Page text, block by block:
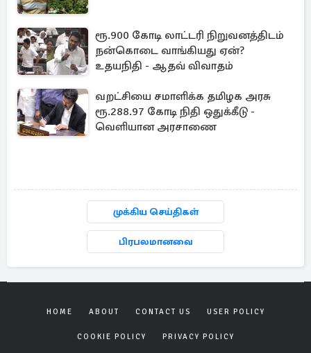
ரூ.900 கோடி லாட்டரி நிறுவனத்திடம்
நன்கொடை வாங்கியது ஏன்?
உதயநிதி - ஆதவ் விவாதம்
வறட்சியை சமாளிக்க தமிழக அரசு
ரூ.288.97 கோடி நிதி ஒதுக்கீடு -
வெளியான அரசாணை
முக்கிய செய்திகள்
பிரபலமானவை
HOME ABOUT CONTACT US USER POLICY
COOKIE POLICY PRIVACY POLICY